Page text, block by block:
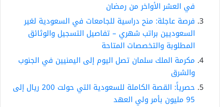
في العشر الأواخر من رمضان
فرصة عاجلة: منح دراسية للجامعات في السعودية لغير
السعوديين براتب شهري – تفاصيل التسجيل والوثائق
المطلوبة والتخصصات المتاحة
مكرمة الملك سلمان تصل اليوم إلى اليمنيين في الجنوب
والشرق
حصرياً: القصة الكاملة للسعودية التي حولت 200 ريال إلى
95 مليون بأمر ولي العهد